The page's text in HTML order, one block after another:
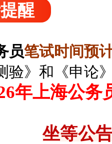
醒
员笔试时间预
验》和《申论
年上海公务
坐等公